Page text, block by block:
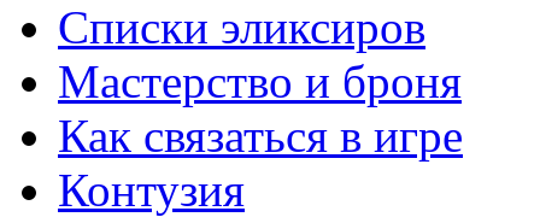
Списки эликсиров
Мастерство и броня
Как связаться в игре
Контузия